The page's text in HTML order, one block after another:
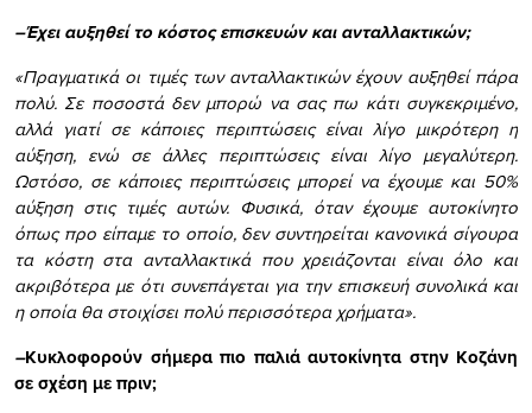
–Έχει αυξηθεί το κόστος επισκευών και ανταλλακτικών;
«Πραγματικά οι τιμές των ανταλλακτικών έχουν αυξηθεί πάρα
πολύ. Σε ποσοστά δεν μπορώ να σας πω κάτι συγκεκριμένο,
αλλά γιατί σε κάποιες περιπτώσεις είναι λίγο μικρότερη η
αύξηση, ενώ σε άλλες περιπτώσεις είναι λίγο μεγαλύτερη.
Ωστόσο, σε κάποιες περιπτώσεις μπορεί να έχουμε και 50%
αύξηση στις τιμές αυτών. Φυσικά, όταν έχουμε αυτοκίνητο
όπως προ είπαμε το οποίο, δεν συντηρείται κανονικά σίγουρα
τα κόστη στα ανταλλακτικά που χρειάζονται είναι όλο και
ακριβότερα με ότι συνεπάγεται για την επισκευή συνολικά και
η οποία θα στοιχίσει πολύ περισσότερα χρήματα».
–Κυκλοφορούν σήμερα πιο παλιά αυτοκίνητα στην Κοζάνη
σε σχέση με πριν;